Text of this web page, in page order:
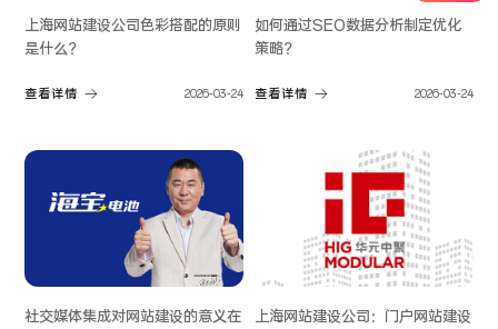
上海网站建设公司色彩搭配的原则
是什么？
查看详情 2026-03-24
如何通过SEO数据分析制定优化
策略？
查看详情 2026-03-24
社交媒体集成对网站建设的意义在
上海网站建设公司：门户网站建设